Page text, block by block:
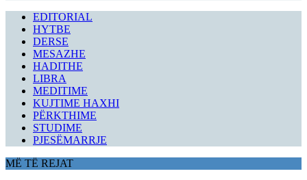
EDITORIAL
HYTBE
DERSE
MESAZHE
HADITHE
LIBRA
MEDITIME
KUJTIME HAXHI
PËRKTHIME
STUDIME
PJESËMARRJE
MË TË REJAT